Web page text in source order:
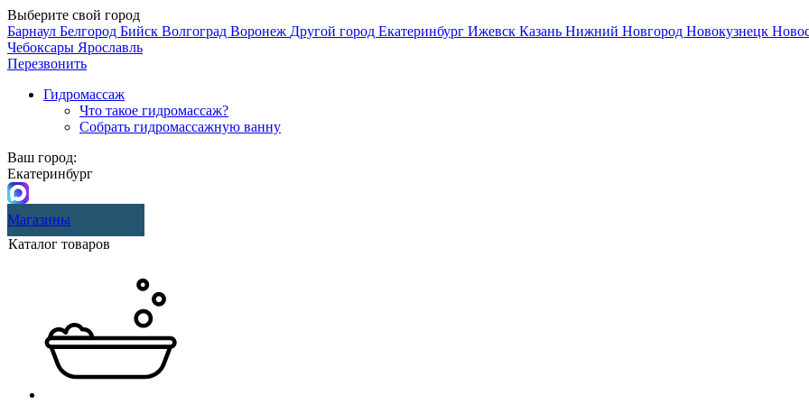
Выберите свой город
Барнаул Белгород Бийск Волгоград Воронеж Другой город Екатеринбург Ижевск Казань Нижний Новгород Новокузнецк
Чебоксары Ярославль
Перезвонить
Гидромассаж
Что такое гидромассаж?
Собрать гидромассажную ванну
Ваш город:
Екатеринбург
Магазины
Каталог товаров